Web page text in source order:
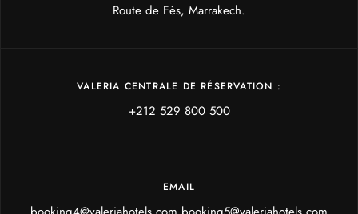
Route de Fès, Marrakech.
VALERIA CENTRALE DE RÉSERVATION :
+212 529 800 500‬
EMAIL